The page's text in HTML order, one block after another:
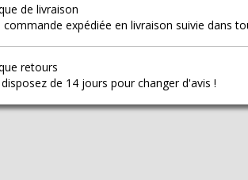
de livraison
commande expédiée en livraison suivie dans
retours
de 14 jours pour changer d'avis !